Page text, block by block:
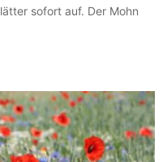
sofort auf. Der Mohn